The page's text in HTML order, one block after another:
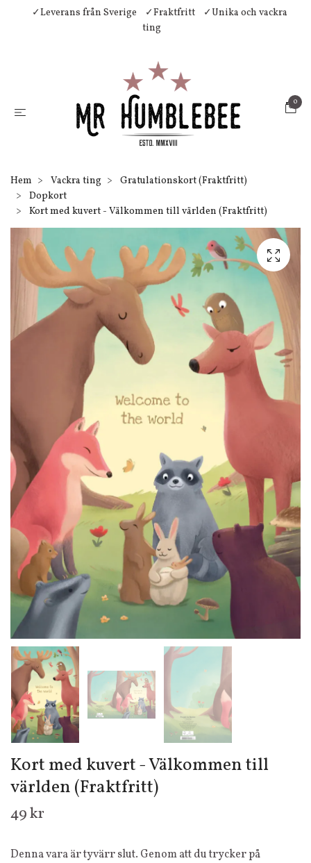
✓Leverans från Sverige ✓Fraktfritt
✓Unika och vackra
ting
0
Hem Vackra ting
Gratulationskort (Fraktfritt)
Dopkort
Kort med kuvert - Välkommen till världen (Fraktfritt)
Kort med kuvert - Välkommen till
världen (Fraktfritt)
49 kr
Denna vara är tyvärr slut. Genom att du trycker på